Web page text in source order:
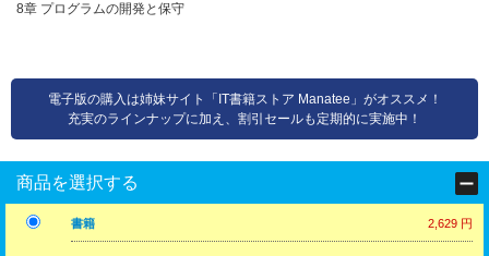
8章 プログラムの開発と保守
電子版の購入は姉妹サイト「IT書籍ストア Manatee」がオススメ！
充実のラインナップに加え、割引セールも定期的に実施中！
商品を選択する
書籍 2,629 円